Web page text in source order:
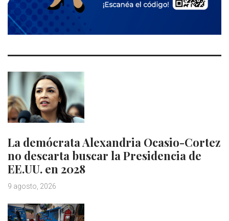
La demócrata Alexandria Ocasio-Cortez
no descarta buscar la Presidencia de
EE.UU. en 2028
9 agosto, 2026